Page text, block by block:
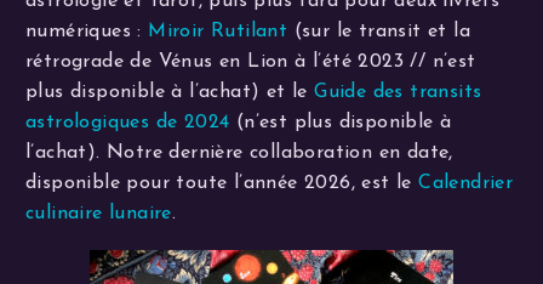
numériques :
Miroir Rutilant (sur le transit et la
rétrograde de Vénus en Lion à l’été 2023 // n’est
plus disponible à l’achat) et leGuide des transits
astrologiques de 2024 (n’est plus disponible à
l’achat). Notre dernière collaboration en date,
disponible pour toute l’année 2026, est leCalendrier
culinaire lunaire.